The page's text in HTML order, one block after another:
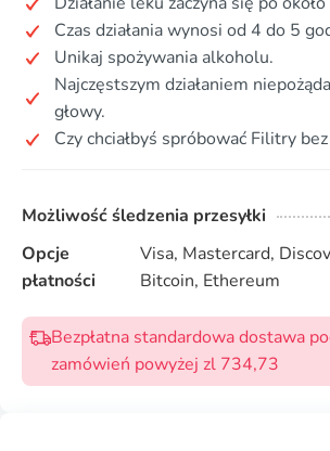
Czas działania wynosi od 4 do 5
Unikaj spożywania alkoholu.
Najczęstszym działaniem
głowy.
Czy chciałbyś spróbować Filitry
Możliwość śledzenia przesyłki
Opcje
płatności
Visa, Mastercard,
Bitcoin, Ethereum
Bezpłatna standardowa dostawa
zamówień powyżej zl 734,73